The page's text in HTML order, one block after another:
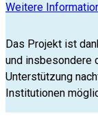
Weitere
Das Projekt ist
und insbesondere
Unterstützung
Institutionen